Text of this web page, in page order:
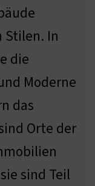
Stilen. In
die
Moderne
das
Orte der
sind Teil